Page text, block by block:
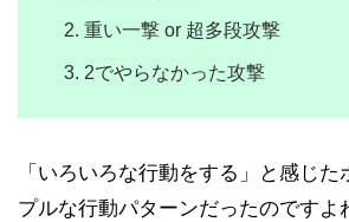
重い一撃 or 超多段攻撃
2でやらなかった攻撃
「いろいろな行動をする」と感じ
プルな行動パターンだったのですよ